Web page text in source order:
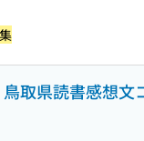
鳥取県読書感想文